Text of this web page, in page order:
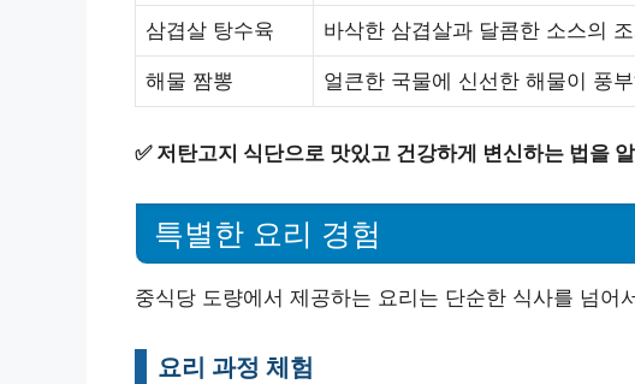
삼겹살 탕수육 바삭한 삼겹살과 달콤한 소스의
해물 짬뽕 얼큰한 국물에 신선한 해물이 풍
✅ 저탄고지 식단으로 맛있고 건강하게 변신하는 법을
특별한 요리 경험
중식당 도량에서 제공하는 요리는 단순한 식사를 넘어
요리 과정 체험